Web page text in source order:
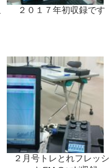
２０１７年初収録です
２月号トレとれフレッシ